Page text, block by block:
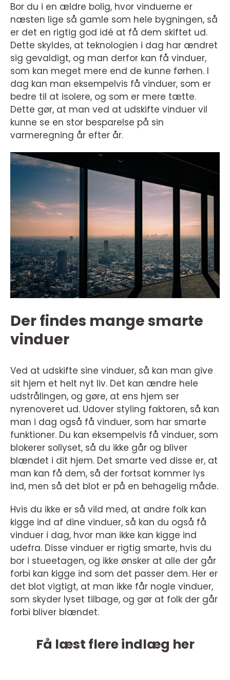
Bor du i en ældre bolig, hvor vinduerne er
næsten lige så gamle som hele bygningen, så
er det en rigtig god idé at få dem skiftet ud.
Dette skyldes, at teknologien i dag har ændret
sig gevaldigt, og man derfor kan få vinduer,
som kan meget mere end de kunne førhen. I
dag kan man eksempelvis få vinduer, som er
bedre til at isolere, og som er mere tætte.
Dette gør, at man ved at udskifte vinduer vil
kunne se en stor besparelse på sin
varmeregning år efter år.
Der findes mange smarte
vinduer
Ved at udskifte sine vinduer, så kan man give
sit hjem et helt nyt liv. Det kan ændre hele
udstrålingen, og gøre, at ens hjem ser
nyrenoveret ud. Udover styling faktoren, så kan
man i dag også få vinduer, som har smarte
funktioner. Du kan eksempelvis få vinduer, som
blokerer sollyset, så du ikke går og bliver
blændet i dit hjem. Det smarte ved disse er, at
man kan få dem, så der fortsat kommer lys
ind, men så det blot er på en behagelig måde.
Hvis du ikke er så vild med, at andre folk kan
kigge ind af dine vinduer, så kan du også få
vinduer i dag, hvor man ikke kan kigge ind
udefra. Disse vinduer er rigtig smarte, hvis du
bor i stueetagen, og ikke ønsker at alle der går
forbi kan kigge ind som det passer dem. Her er
det blot vigtigt, at man ikke får nogle vinduer,
som skyder lyset tilbage, og gør at folk der går
forbi bliver blændet.
Få læst flere indlæg her